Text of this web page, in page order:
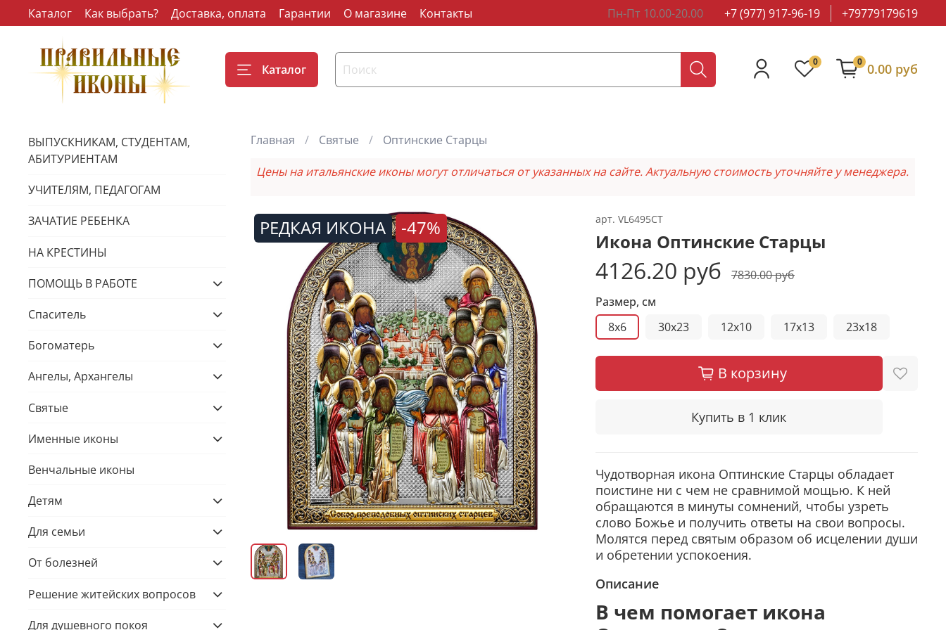
Каталог Как выбрать? Доставка, оплата Гарантии О магазине Контакты Пн-Пт 10.00-20.00 +7 (977) 917-96-19 +79779179619
Каталог
0 0 0.00 руб
Главная Святые Оптинские Старцы
Цены на итальянские иконы могут отличаться от указанных на сайте. Актуальную стоимость уточняйте у менеджера.
РЕДКАЯ ИКОНА -47% арт. VL6495CT
Икона Оптинские Старцы
4126.20 руб
7830.00 руб
Размер, см
8x6
30x23 12x10 17x13 23x18
В корзину
Купить в 1 клик
Чудотворная икона Оптинские Старцы обладает
поистине ни с чем не сравнимой мощью. К ней
обращаются в минуты сомнений, чтобы узреть
слово Божье и получить ответы на свои вопросы.
Молятся перед святым образом об исцелении души
и обретении успокоения.
Описание
В чем помогает икона
ВЫПУСКНИКАМ, СТУДЕНТАМ,
АБИТУРИЕНТАМ
УЧИТЕЛЯМ, ПЕДАГОГАМ
ЗАЧАТИЕ РЕБЕНКА
НА КРЕСТИНЫ
ПОМОЩЬ В РАБОТЕ
Спаситель
Богоматерь
Ангелы, Архангелы
Святые
Именные иконы
Венчальные иконы
Детям
Для семьи
От болезней
Решение житейских вопросов
Для душевного покоя